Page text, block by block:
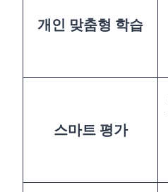
개인 맞춤형 학습
스마트 평가